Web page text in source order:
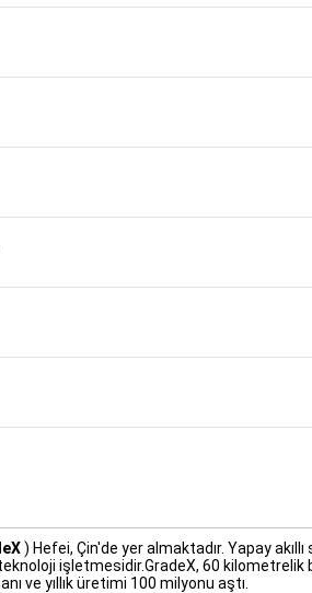
) Hefei, Çin'de yer almaktadır. Yapay akıllı
işletmesidir.GradeX, 60 kilometrelik
ve yıllık üretimi 100 milyonu aştı.